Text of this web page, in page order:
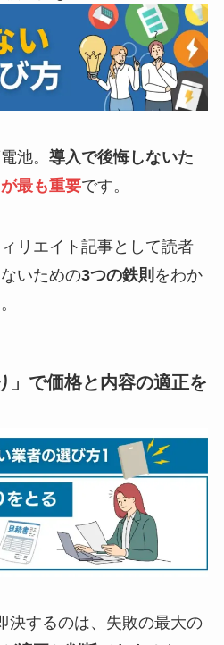
池。 導入で後悔しないた
が最も重要です。
リエイト記事として読者
いための3つの鉄則 をわか
」で価格と内容の適正を
決するのは、失敗の最大の